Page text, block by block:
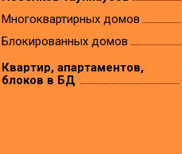
Многоквартирных домов
Блокированных домов
Квартир, апартаментов,
блоков в БД